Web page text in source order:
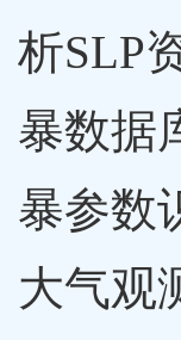
析SLP
暴数据
暴参数
大气观